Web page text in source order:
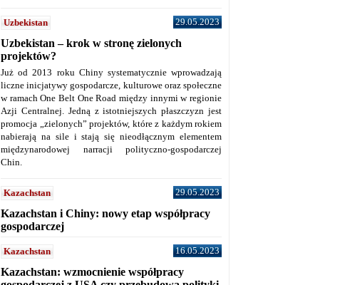
Uzbekistan 29.05.2023
Uzbekistan – krok w stronę zielonych
projektów?
Już od 2013 roku Chiny systematycznie wprowadzają
liczne inicjatywy gospodarcze, kulturowe oraz społeczne
w ramach One Belt One Road między innymi w regionie
Azji Centralnej. Jedną z istotniejszych płaszczyzn jest
promocja „zielonych” projektów, które z każdym rokiem
nabierają na sile i stają się nieodłącznym elementem
międzynarodowej narracji polityczno-gospodarczej
Chin.
Kazachstan 29.05.2023
Kazachstan i Chiny: nowy etap współpracy
gospodarczej
Kazachstan 16.05.2023
Kazachstan: wzmocnienie współpracy